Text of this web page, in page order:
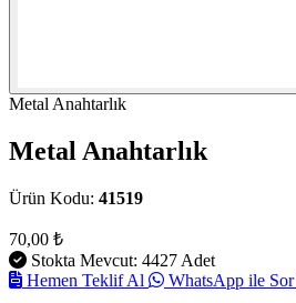
Metal Anahtarlık
Metal Anahtarlık
Ürün Kodu: 41519
70,00 ₺
Stokta Mevcut: 4427 Adet
Hemen Teklif Al
WhatsApp ile Sor